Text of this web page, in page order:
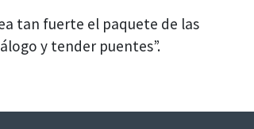
tan fuerte el paquete de las
y tender puentes”.